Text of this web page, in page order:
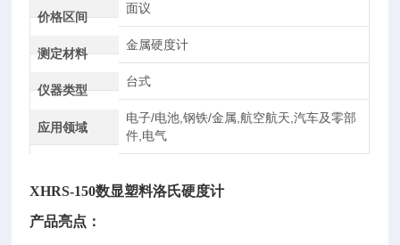
价格区间
面议
测定材料
金属硬度计
仪器类型
台式
应用领域
电子/电池,钢铁/金属,航空航天,汽车及零部
件,电气
XHRS-150数显塑料洛氏硬度计
产品亮点：